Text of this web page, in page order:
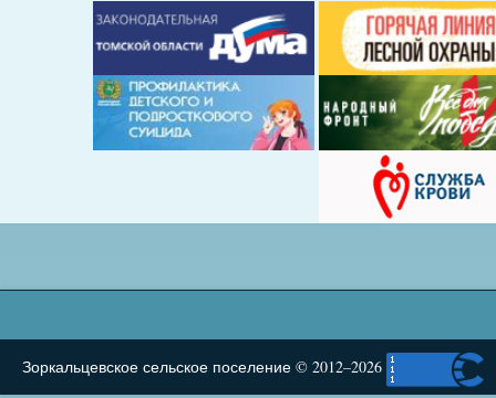
Зоркальцевское сельское поселение © 2012–2026